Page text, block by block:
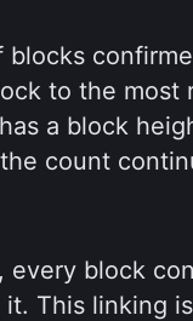
to the most
a block
count
block
This linking